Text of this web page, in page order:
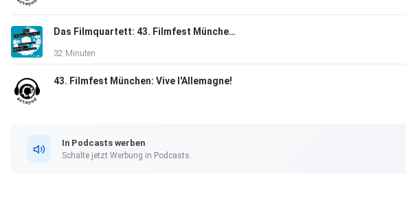
Das Filmquartett: 43. Filmfest München, Folge 02: CineRebels
32 Minuten
43. Filmfest München: Vive l'Allemagne!
In Podcasts werben
Schalte jetzt Werbung in Podcasts.